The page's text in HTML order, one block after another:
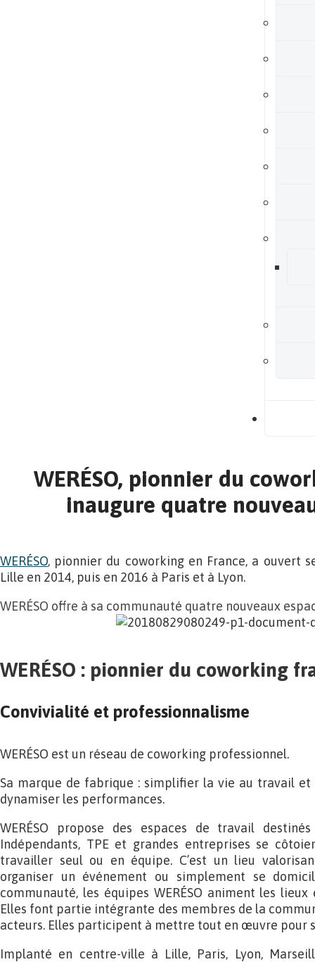
WERÉSO, pionnier du
inaugure quatre
WERÉSO, pionnier du coworking en France, a ouvert
Lille en 2014, puis en 2016 à Paris et à Lyon.
WERÉSO offre à sa communauté quatre nouveaux
WERÉSO : pionnier du coworking
Convivialité et professionnalisme
WERÉSO est un réseau de coworking professionnel.
Sa marque de fabrique : simplifier la vie au travail
dynamiser les performances.
WERÉSO propose des espaces de travail
Indépendants, TPE et grandes entreprises se
travailler seul ou en équipe. C’est un lieu
organiser un événement ou simplement se
communauté, les équipes WERÉSO animent les
Elles font partie intégrante des membres de la
acteurs. Elles participent à mettre tout en œuvre pour
Implanté en centre-ville à Lille, Paris, Lyon,